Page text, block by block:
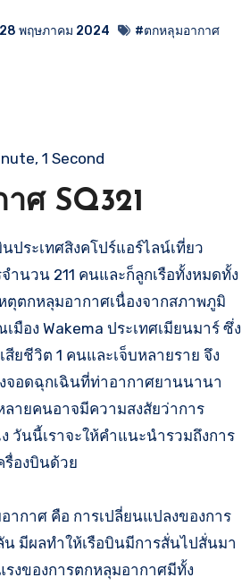
28 พฤษภาคม 2024 #ตกหลุมอากาศ
1 Second
ศ SQ321
ประเทศสิงคโปร์แอร์ไลน์เที่ยว
ำนวน 211 คนและก็ลูกเรือทั้งหมดทั้ง
ตุตกหลุมอากาศเนื่องจากสภาพภูมิ
มือง Wakema ประเทศเมียนมาร์ ซึ่ง
สียชีวิต 1 คนและเจ็บหลายราย จึง
จอดฉุกเฉินที่ท่าอากาศยานนานา
ายคนอาจมีความสงสัยว่าการ
วันนี้เราจะให้คำแนะนำรวมถึงการ
รื่องบินด้วย
ากาศ คือ การเปลี่ยนแปลงของการ
มีผลทำให้เรือบินมีการสั่นไปสั่นมา
งของการตกหลุมอากาศมีทั้ง